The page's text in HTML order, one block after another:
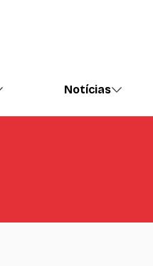
Notícias